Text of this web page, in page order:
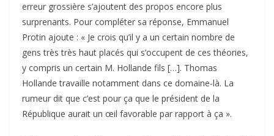
erreur grossière s’ajoutent des propos encore plus
surprenants. Pour compléter sa réponse, Emmanuel
Protin ajoute : « Je crois qu’il y a un certain nombre de
gens très très haut placés qui s’occupent de ces théories,
y compris un certain M. Hollande fils […]. Thomas
Hollande travaille notamment dans ce domaine-là. La
rumeur dit que c’est pour ça que le président de la
République aurait un œil favorable par rapport à ça ».